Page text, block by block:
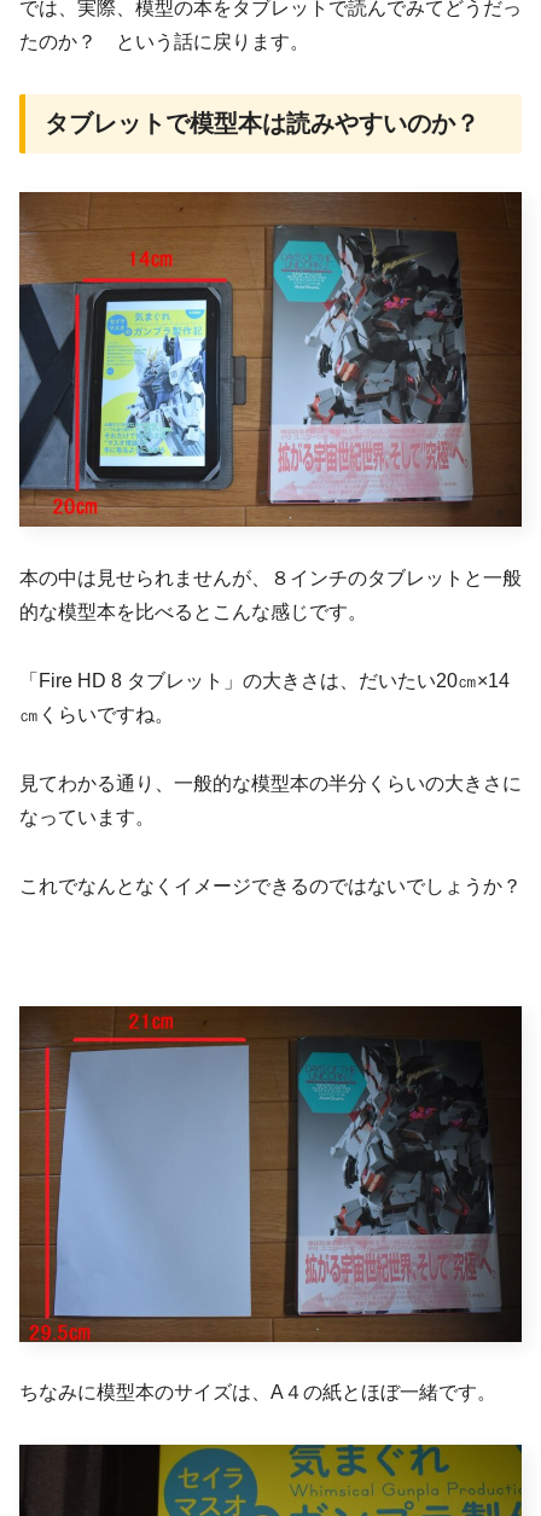
では、実際、模型の本をタブレットで読んでみてどうだっ
たのか？ という話に戻ります。
タブレットで模型本は読みやすいのか？
本の中は見せられませんが、８インチのタブレットと一般
的な模型本を比べるとこんな感じです。
「Fire HD 8 タブレット」の大きさは、だいたい20㎝×14
㎝くらいですね。
見てわかる通り、一般的な模型本の半分くらいの大きさに
なっています。
これでなんとなくイメージできるのではないでしょうか？
ちなみに模型本のサイズは、A４の紙とほぼ一緒です。